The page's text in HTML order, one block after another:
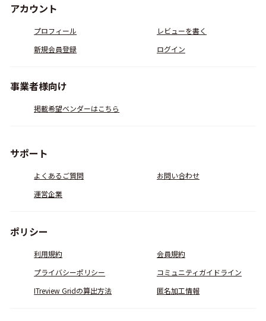
アカウント
プロフィール
レビューを書く
新規会員登録
ログイン
事業者様向け
掲載希望ベンダーはこちら
サポート
よくあるご質問
お問い合わせ
運営企業
ポリシー
利用規約
会員規約
プライバシーポリシー
コミュニティガイドライン
ITreview Gridの算出方法
匿名加工情報